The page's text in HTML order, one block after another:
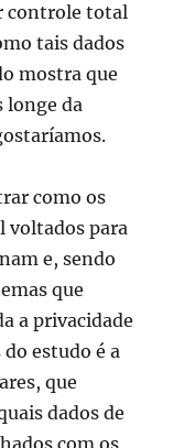
controle total
tais dados
mostra que
longe da
como os
voltados para
e, sendo
que
a privacidade
estudo é a
que
dados de